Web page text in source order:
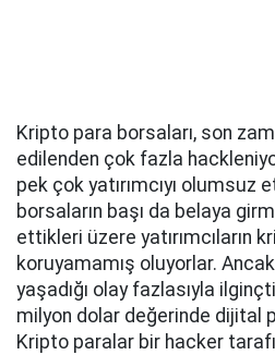
Kripto para borsaları, son
edilenden çok fazla
pek çok yatırımcıyı olumsuz
borsaların başı da belaya
ettikleri üzere yatırımcıların
koruyamamış oluyorlar.
yaşadığı olay fazlasıyla
milyon dolar değerinde dijital
Kripto paralar bir hacker